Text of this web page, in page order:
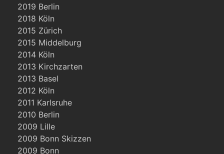
2019 Berlin
2018 Köln
2015 Zürich
2015 Middelburg
2014 Köln
2013 Kirchzarten
2013 Basel
2012 Köln
2011 Karlsruhe
2010 Berlin
2009 Lille
2009 Bonn Skizzen
2009 Bonn